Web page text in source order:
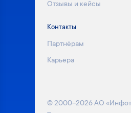
Отзывы и кейсы
Контакты
Партнёрам
Карьера
© 2000–2026 АО